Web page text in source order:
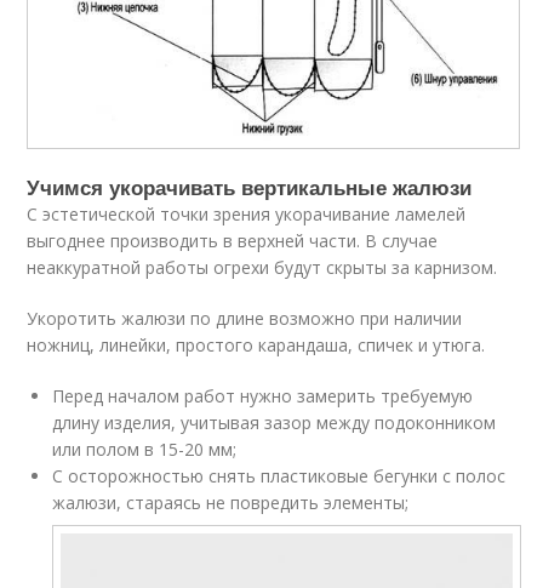
Учимся укорачивать вертикальные жалюзи
С эстетической точки зрения укорачивание ламелей
выгоднее производить в верхней части. В случае
неаккуратной работы огрехи будут скрыты за карнизом.
Укоротить жалюзи по длине возможно при наличии
ножниц, линейки, простого карандаша, спичек и утюга.
Перед началом работ нужно замерить требуемую
длину изделия, учитывая зазор между подоконником
или полом в 15-20 мм;
С осторожностью снять пластиковые бегунки с полос
жалюзи, стараясь не повредить элементы;